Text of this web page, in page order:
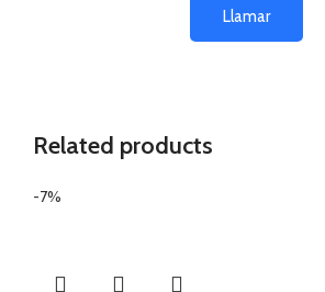
Llamar
Related products
-7%